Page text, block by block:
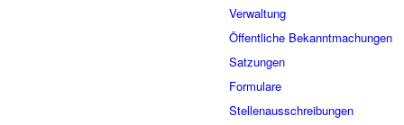
Verwaltung
Öffentliche Bekanntmachungen
Satzungen
Formulare
Stellenausschreibungen